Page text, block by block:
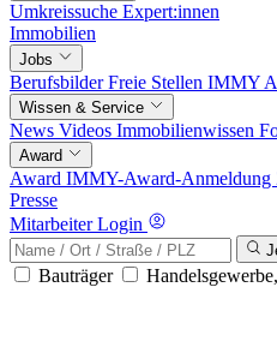
Umkreissuche Expert:innen
Immobilien
Jobs
BerufsbilderFreie Stellen IMMY
Wissen & Service
News Videos Immobilienwissen
Award
Award IMMY-Award-Anmeldung
Presse
Mitarbeiter Login
Bauträger